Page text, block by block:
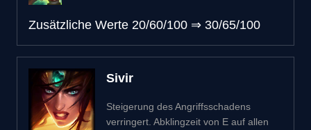
Zusätzliche Werte 20/60/100 ⇒ 30/65/100
Sivir
Steigerung des Angriffsschadens
verringert. Abklingzeit von E auf allen